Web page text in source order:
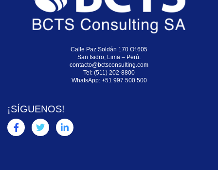
Calle Paz Soldán 170 Of.605
San Isidro, Lima – Perú.
contacto@bctsconsulting.com
Tel: (511) 202-8800
WhatsApp: +51 997 500 500
¡SÍGUENOS!